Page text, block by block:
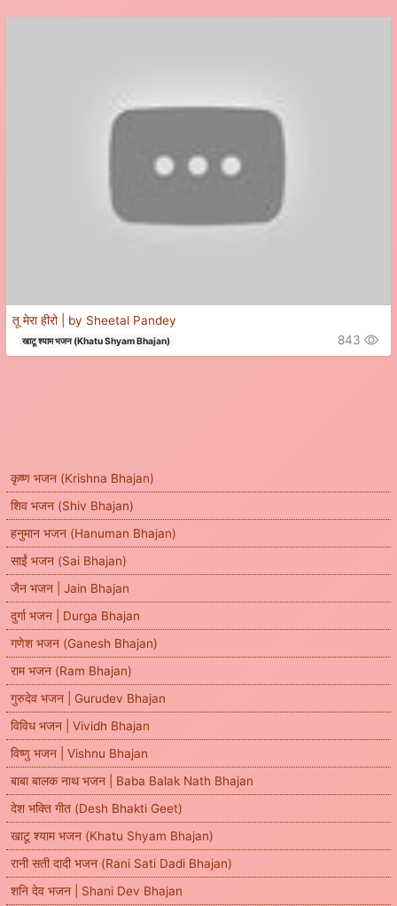
कृष्ण भजन (Krishna Bhajan)
शिव भजन (Shiv Bhajan)
हनुमान भजन (Hanuman Bhajan)
साईं भजन (Sai Bhajan)
जैन भजन | Jain Bhajan
दुर्गा भजन | Durga Bhajan
गणेश भजन (Ganesh Bhajan)
राम भजन (Ram Bhajan)
गुरुदेव भजन | Gurudev Bhajan
विविध भजन | Vividh Bhajan
विष्णु भजन | Vishnu Bhajan
बाबा बालक नाथ भजन | Baba Balak Nath Bhajan
देश भक्ति गीत (Desh Bhakti Geet)
खाटू श्याम भजन (Khatu Shyam Bhajan)
रानी सती दादी भजन (Rani Sati Dadi Bhajan)
शनि देव भजन | Shani Dev Bhajan
तू मेरा हीरो | by Sheetal Pandey
खाटू श्याम भजन (Khatu Shyam Bhajan) 843